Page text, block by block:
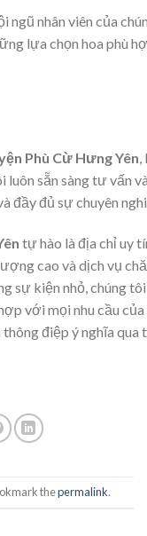
ngũ nhân viên của
lựa chọn hoa phù
Phù Cừ Hưng Yên
luôn sẵn sàng tư vấn
đầy đủ sự chuyên
tự hào là địa chỉ uy
cao và dịch vụ
sự kiện nhỏ, chúng
với mọi nhu cầu
điệp ý nghĩa qua
thepermalink.